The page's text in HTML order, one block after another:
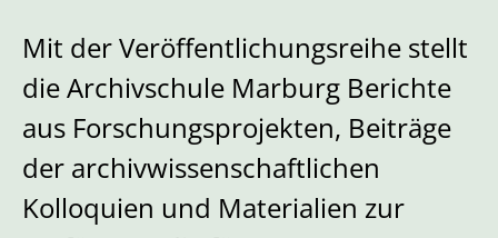
Studienprojekte
Transferarbeiten
Für Studierende
Gastdozentinnen und Gastdozenten
Informationen
Lehrende
Hilfe / FAQ
Forum Archivrecht
Team
Rechtsgrundlagen
Geschichte
Publikationen
Veröffentlichungen
E-Papers
Mit der Veröffentlichungsreihe stellt
die Archivschule Marburg Berichte
aus Forschungsprojekten, Beiträge
der archivwissenschaftlichen
Kolloquien und Materialien zur